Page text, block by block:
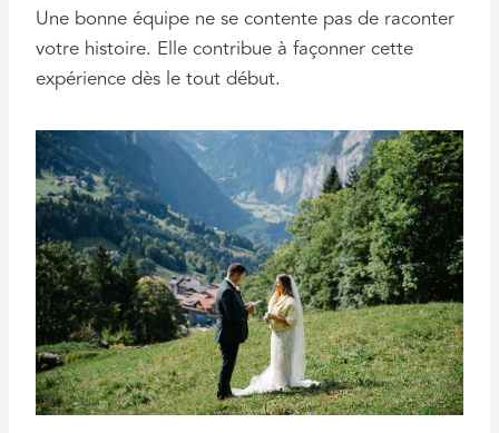
Une bonne équipe ne se contente pas de raconter
votre histoire. Elle contribue à façonner cette
expérience dès le tout début.